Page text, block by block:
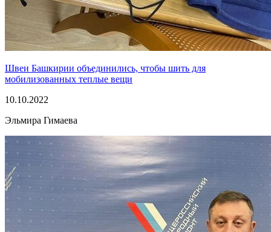
Швеи Башкирии объединились, чтобы шить для
мобилизованных теплые вещи
10.10.2022
Эльмира Гимаева